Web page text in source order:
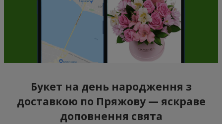
Букет на день народження з
доставкою по Пряжову — яскраве
доповнення свята